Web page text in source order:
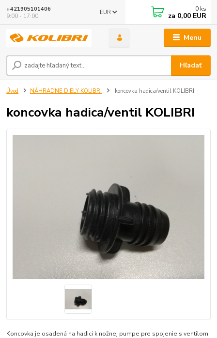
Menu
EUR
Hľadať
+421905101406
9:00 - 17:00
0 ks
za 0,00 EUR
Úvod NÁHRADNE DIELY KOLIBRI koncovka hadica/ventil KOLIBRI
koncovka hadica/ventil KOLIBRI
Koncovka je osadená na hadici k nožnej pumpe pre spojenie s ventilom